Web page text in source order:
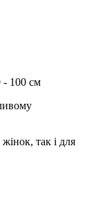
- 100 см
так і для